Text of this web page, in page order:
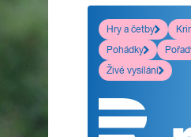
Hry a četby
Pohádky
Živé vysílání